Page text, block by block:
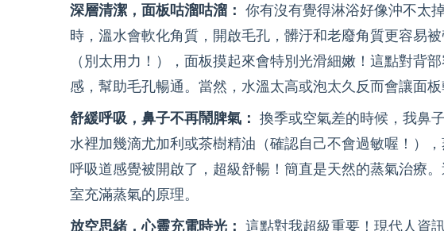
深層清潔，面板咕溜咕溜： 你有沒有覺得淋浴好像沖不太
時，溫水會軟化角質，開啟毛孔，髒汙和老廢角質更容易
（別太用力！），面板摸起來會特別光滑細嫩！這點對背
感，幫助毛孔暢通。當然，水溫太高或泡太久反而會讓面
舒緩呼吸，鼻子不再鬧脾氣： 換季或空氣差的時候，我鼻
水裡加幾滴尤加利或茶樹精油（確認自己不會過敏喔！）
呼吸道感覺被開啟了，超級舒暢！簡直是天然的蒸氣治療
室充滿蒸氣的原理。
放空思緒，心靈充電時光： 這點對我超級重要！現代人資